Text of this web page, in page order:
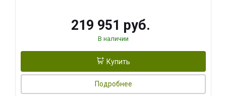
219 951 руб.
В наличии
Купить
Подробнее